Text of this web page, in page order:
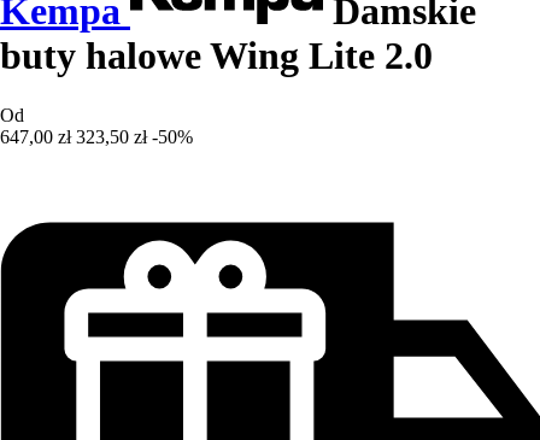
Kempa
Damskie
buty halowe Wing Lite 2.0
Od
647,00 zł 323,50 zł -50%